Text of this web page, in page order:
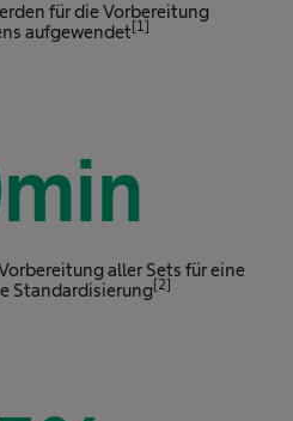
für die Vorbereitung
aufgewendet [1]
min
aller Sets für eine
Standardisierung [2]